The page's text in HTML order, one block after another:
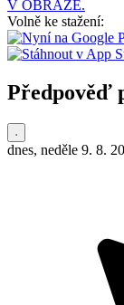
V OBRAZE.
Volně ke stažení:
Předpověď
dnes, neděle 9. 8.